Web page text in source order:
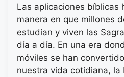
Las aplicaciones bíblicas
manera en que millones
estudian y viven las
día a día. En una era
móviles se han
nuestra vida cotidiana, la